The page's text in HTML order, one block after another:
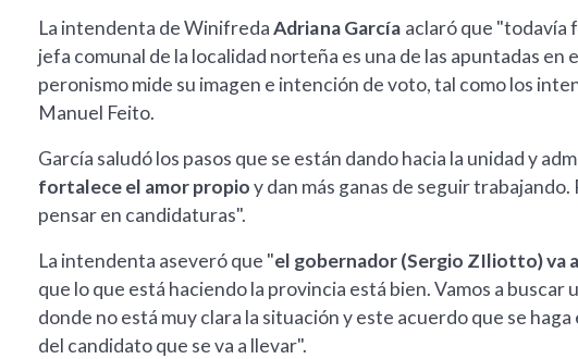
La intendenta de WinifredaAdriana García aclaró que "todavía
jefa comunal de la localidad norteña es una de las apuntadas en
peronismo mide su imagen e intención de voto, tal como los
Manuel Feito.
García saludó los pasos que se están dando hacia la unidad y
fortalece el amor propioy dan más ganas de seguir
pensar en candidaturas".
La intendenta aseveró que "el gobernador (Sergio ZIliotto) va
que lo que está haciendo la provincia está bien. Vamos a
donde no está muy clara la situación y este acuerdo que se
del candidato que se va a llevar".